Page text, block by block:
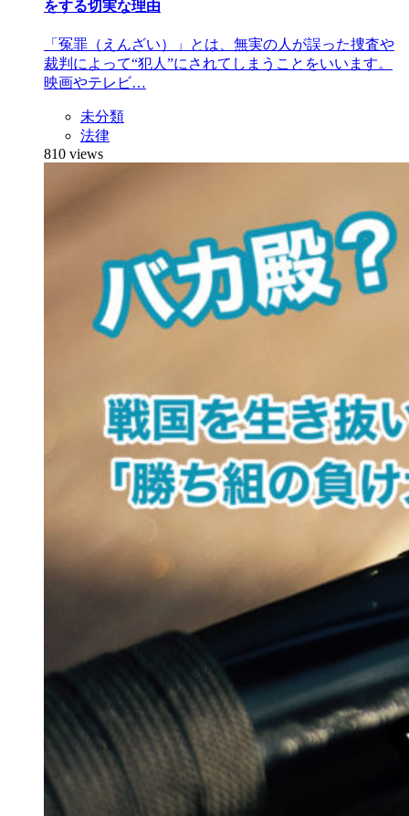
をする切実な理由
「冤罪（えんざい）」とは、無実の人が誤った捜査や
裁判によって“犯人”にされてしまうことをいいます。
映画やテレビ…
未分類
法律
810 views